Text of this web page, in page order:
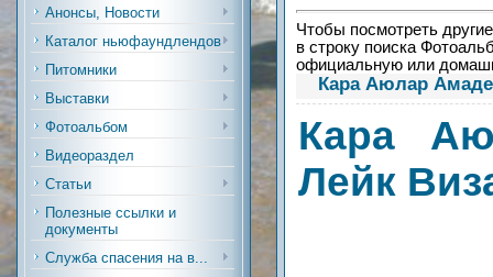
Анонсы, Новости
Каталог ньюфаундлендов
Питомники
Выставки
Фотоальбом
Видеораздел
Статьи
Полезные ссылки и
документы
Служба спасения на в...
Чтобы посмотреть
в строку поиска
официальную или
Кара Аюлар
Кара
Лейк